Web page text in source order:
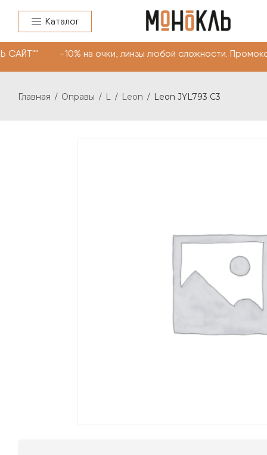
Каталог
-10% на очки, линзы любой сложности.
Главная / Оправы / L / Leon / Leon JYL793 C3